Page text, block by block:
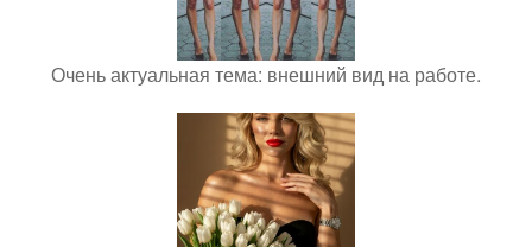
Очень актуальная тема: внешний вид на работе.